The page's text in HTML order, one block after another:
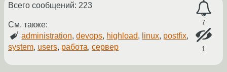
7
1
Всего сообщений: 223
См. также:
administration,devops, highload, linux, postfix,
system, users, работа, сервер